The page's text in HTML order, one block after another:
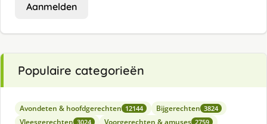
Aanmelden
Populaire categorieën
Avondeten & hoofdgerechten 12144 Bijgerechten 3824
Vleesgerechten 3024 Voorgerechten & amuses 2759